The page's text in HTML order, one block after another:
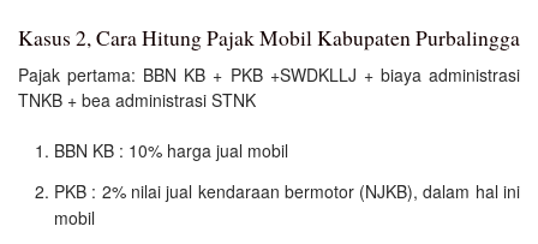
Kasus 2, Cara Hitung Pajak Mobil Kabupaten Purbalingga
Pajak pertama: BBN KB + PKB +SWDKLLJ + biaya administrasi
TNKB + bea administrasi STNK
BBN KB : 10% harga jual mobil
PKB : 2% nilai jual kendaraan bermotor (NJKB), dalam hal ini
mobil